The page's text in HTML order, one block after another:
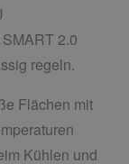
2.0
regeln.
Flächen mit
Kühlen und